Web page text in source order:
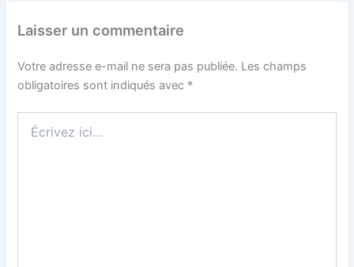
Laisser un commentaire
Votre adresse e-mail ne sera pas publiée. Les champs
obligatoires sont indiqués avec *
ici…